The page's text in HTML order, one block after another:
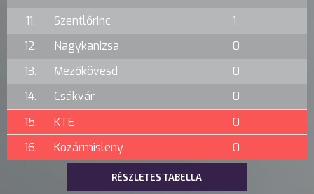
11.
Szentlőrinc
1
12.
Nagykanizsa
0
13.
Mezőkövesd
0
14.
Csákvár
0
15.
KTE
0
16.
Kozármisleny 0
RÉSZLETES TABELLA